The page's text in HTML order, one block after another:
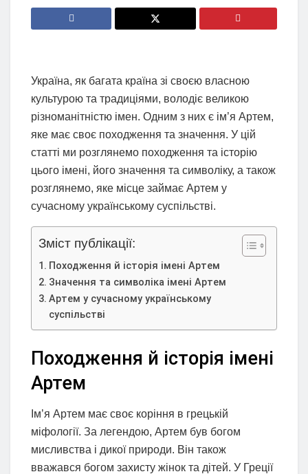
Україна, як багата країна зі своєю власною
культурою та традиціями, володіє великою
різноманітністю імен. Одним з них є ім’я Артем,
яке має своє походження та значення. У цій
статті ми розглянемо походження та історію
цього імені, його значення та символіку, а також
розглянемо, яке місце займає Артем у
сучасному українському суспільстві.
Зміст публікації:
Походження й історія імені Артем
Значення та символіка імені Артем
Артем у сучасному українському
суспільстві
Походження й історія імені
Артем
Ім’я Артем має своє коріння в грецькій
міфології. За легендою, Артем був богом
мисливства і дикої природи. Він також
вважався богом захисту жінок та дітей. У Греції